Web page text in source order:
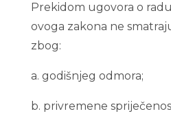
Prekidom ugovora o
ovoga zakona ne
zbog:
a. godišnjeg odmora;
b. privremene